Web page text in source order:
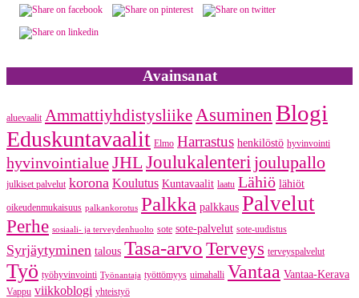
Avainsanat
aluevaalit Ammattiyhdistysliike Asuminen Blogi
Eduskuntavaalit Elmo Harrastus henkilöstö hyvinvointi
hyvinvointialueJHLJoulukalenteri joulupallo
julkiset palvelut korona Koulutus Kuntavaalit laatu Lähiö lähiöt
oikeudenmukaisuus palkankorotus Palkka palkkaus Palvelut
Perhe sosiaali- ja terveydenhuolto sote sote-palvelut sote-uudistus
Syrjäytyminen talous Tasa-arvo Terveys terveyspalvelut
Työ työhyvinvointi Työnantaja työttömyys uimahalli Vantaa Vantaa-Kerava
Vappu viikkoblogi yhteistyö